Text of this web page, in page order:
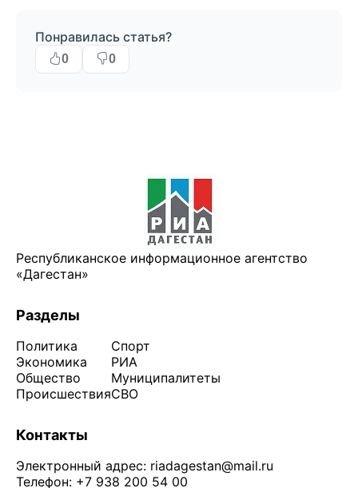
Понравилась статья?
0 0
Республиканское информационное агентство
«Дагестан»
Разделы
Политика
Экономика
Общество
Происшествия
Спорт
РИА
Муниципалитеты
СВО
Контакты
Электронный адрес: riadagestan@mail.ru
Телефон: +7 938 200 54 00